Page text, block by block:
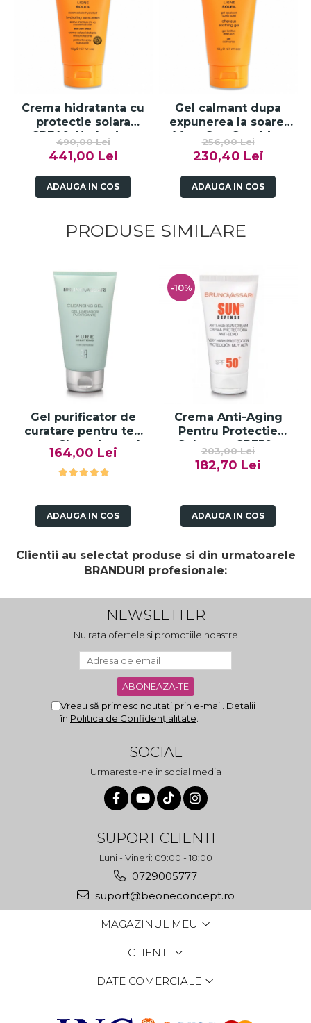
Crema hidratanta cu
protectie solara
SPF40, Hydrating
Sunscreen Broad
Spectrum SPF40 -
150ml
490,00 Lei
441,00 Lei
ADAUGA IN COS
Gel calmant dupa
expunerea la soare,
After-Sun Soothing
Gel - 150g
256,00 Lei
230,40 Lei
ADAUGA IN COS
PRODUSE SIMILARE
Gel purificator de
curatare pentru ten
gras, Cleansing gel
pure solution - 150ml
164,00 Lei
ADAUGA IN COS
-10%
Crema Anti-Aging
Pentru Protectie
Solara cu SPF50+
50ml - Anti -Age Sun
Cream SPF50+ -
203,00 Lei
182,70 Lei
ADAUGA IN COS
Clientii au selectat produse si din urmatoarele
BRANDURI profesionale:
NEWSLETTER
Nu rata ofertele si promotiile noastre
Vreau să primesc noutati prin e-mail. Detalii
în Politica de Confidențialitate
SOCIAL
Urmareste-ne in social media
SUPORT CLIENTI
Luni - Vineri: 09:00 - 18:00
0729005777
suport@beoneconcept.ro
MAGAZINUL MEU
CLIENTI
DATE COMERCIALE